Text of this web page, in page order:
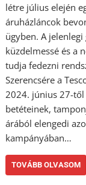
létre július elején
áruházláncok
ügyben. A
küzdelmessé és a
tudja fedezni
Szerencsére a
2024. június 27-től
betéteinek,
árából elengedi
kampányában…
TOVÁBB OLVASOM